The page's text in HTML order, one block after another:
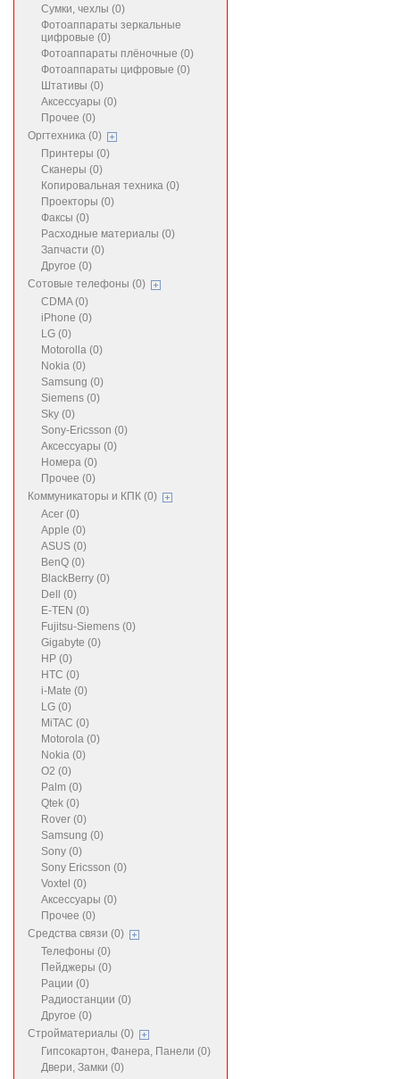
Сумки, чехлы (0)
Фотоаппараты зеркальные
цифровые (0)
Фотоаппараты плёночные (0)
Фотоаппараты цифровые (0)
Штативы (0)
Аксессуары (0)
Прочее (0)
Оргтехника (0)
Принтеры (0)
Сканеры (0)
Копировальная техника (0)
Проекторы (0)
Факсы (0)
Расходные материалы (0)
Запчасти (0)
Другое (0)
Сотовые телефоны (0)
CDMA (0)
iPhone (0)
LG (0)
Motorolla (0)
Nokia (0)
Samsung (0)
Siemens (0)
Sky (0)
Sony-Ericsson (0)
Аксессуары (0)
Номера (0)
Прочее (0)
Коммуникаторы и КПК (0)
Acer (0)
Apple (0)
ASUS (0)
BenQ (0)
BlackBerry (0)
Dell (0)
E-TEN (0)
Fujitsu-Siemens (0)
Gigabyte (0)
HP (0)
HTC (0)
i-Mate (0)
LG (0)
MiTAC (0)
Motorola (0)
Nokia (0)
O2 (0)
Palm (0)
Qtek (0)
Rover (0)
Samsung (0)
Sony (0)
Sony Ericsson (0)
Voxtel (0)
Аксессуары (0)
Прочее (0)
Средства связи (0)
Телефоны (0)
Пейджеры (0)
Рации (0)
Радиостанции (0)
Другое (0)
Стройматериалы (0)
Гипсокартон, Фанера, Панели (0)
Двери, Замки (0)